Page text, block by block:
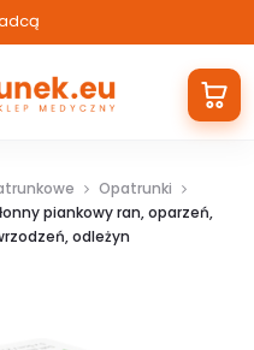
Opatrunki
piankowy ran, oparzeń,
odleżyn